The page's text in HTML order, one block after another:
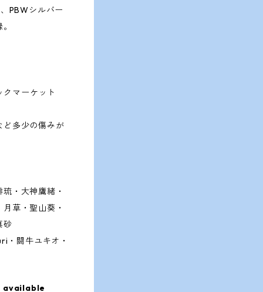
PBWシルバー
マーケット
多少の傷みが
・大神鷹緒・
草・聖山葵・
砂
・闘牛ユキオ・